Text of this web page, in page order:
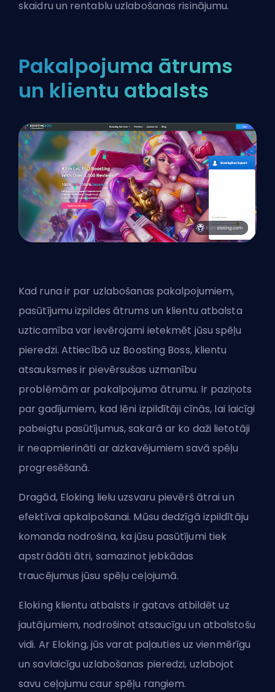
skaidru un rentablu uzlabošanas risinājumu.
Pakalpojuma ātrums
un klientu atbalsts
Kad runa ir par uzlabošanas pakalpojumiem,
pasūtījumu izpildes ātrums un klientu atbalsta
uzticamība var ievērojami ietekmēt jūsu spēļu
pieredzi. Attiecībā uz Boosting Boss, klientu
atsauksmes ir pievērsušas uzmanību
problēmām ar pakalpojuma ātrumu. Ir paziņots
par gadījumiem, kad lēni izpildītāji cīnās, lai laicīgi
pabeigtu pasūtījumus, sakarā ar ko daži lietotāji
ir neapmierināti ar aizkavējumiem savā spēļu
progresēšanā.
Dragād, Eloking lielu uzsvaru pievērš ātrai un
efektīvai apkalpošanai. Mūsu dedzīgā izpildītāju
komanda nodrošina, ka jūsu pasūtījumi tiek
apstrādāti ātri, samazinot jebkādas
traucējumus jūsu spēļu ceļojumā.
Eloking klientu atbalsts ir gatavs atbildēt uz
jautājumiem, nodrošinot atsaucīgu un atbalstošu
vidi. Ar Eloking, jūs varat paļauties uz vienmērīgu
un savlaicīgu uzlabošanas pieredzi, uzlabojot
savu ceļojumu caur spēļu rangiem.